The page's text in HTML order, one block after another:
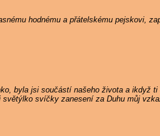
hodnému a přátelskému pejskovi,
byla jsi součástí našeho života a ikdyž
svíčky zanesení za Duhu můj